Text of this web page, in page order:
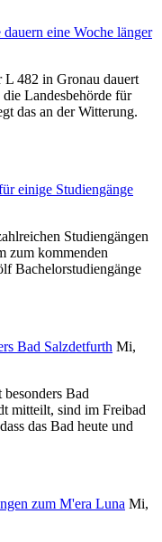
eine Woche länger
L 482 in Gronau dauert
Landesbehörde für
das an der Witterung.
einige Studiengänge
Studiengängen
zum kommenden
Bachelorstudiengänge
Bad Salzdetfurth Mi,
Bad
mitteilt, sind im Freibad
das Bad heute und
zum M'era Luna Mi,